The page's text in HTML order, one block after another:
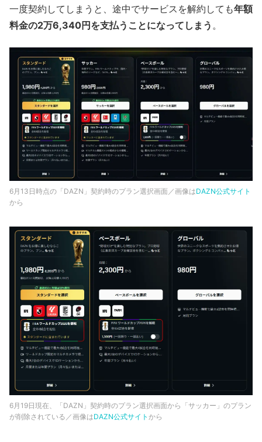
一度契約してしまうと、途中でサービスを解約しても年額
料金の2万6,340円を支払うことになってしまう 。
6月13日時点の「DAZN」契約時のプラン選択画面／画像はDAZN公式サイト
から
6月19日現在、「DAZN」契約時のプラン選択画面から「サッカー」のプラン
が削除されている／画像はDAZN公式サイト から